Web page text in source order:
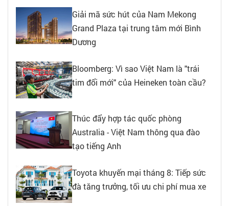
Giải mã sức hút của Nam Mekong
Grand Plaza tại trung tâm mới Bình
Dương
Bloomberg: Vì sao Việt Nam là "trái
tim đổi mới" của Heineken toàn cầu?
Thúc đẩy hợp tác quốc phòng
Australia - Việt Nam thông qua đào
tạo tiếng Anh
Toyota khuyến mại tháng 8: Tiếp sức
đà tăng trưởng, tối ưu chi phí mua xe